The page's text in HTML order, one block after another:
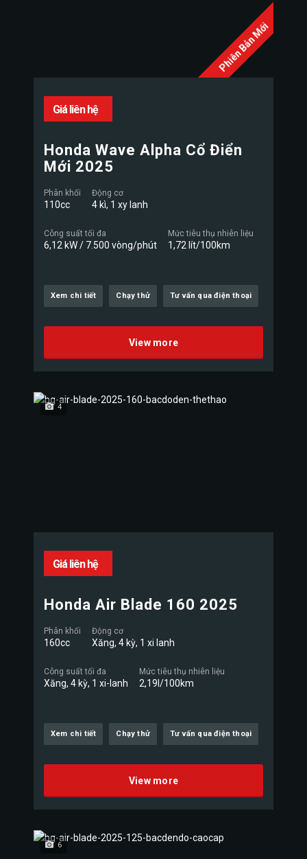
Phiên Bản Mới
Giá liên hệ
Honda Wave Alpha Cổ Điển
Mới 2025
Phân khối
110cc
Động cơ
4 kì, 1 xy lanh
Công suất tối đa
6,12 kW / 7.500 vòng/phút
Mức tiêu thụ nhiên liệu
1,72 lít/100km
Xem chi tiết Chạy thử Tư vấn qua điện thoại
View more
4
Giá liên hệ
Honda Air Blade 160 2025
Phân khối
160cc
Động cơ
Xăng, 4 kỳ, 1 xi lanh
Công suất tối đa
Xăng, 4 kỳ, 1 xi-lanh
Mức tiêu thụ nhiên liệu
2,19l/100km
Xem chi tiết Chạy thử Tư vấn qua điện thoại
View more
6